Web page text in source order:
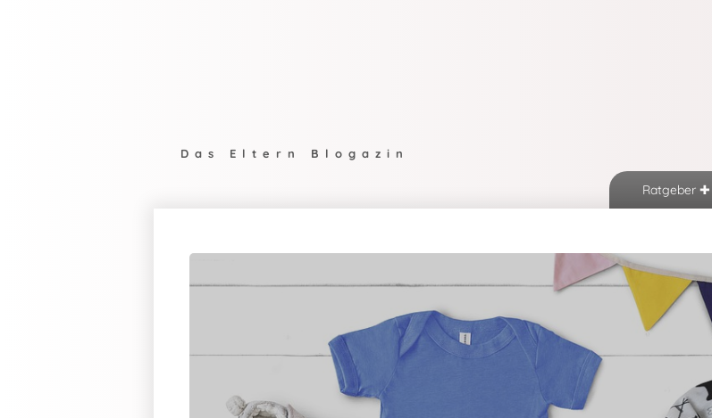
Das Eltern Blogazin
Ratgeber